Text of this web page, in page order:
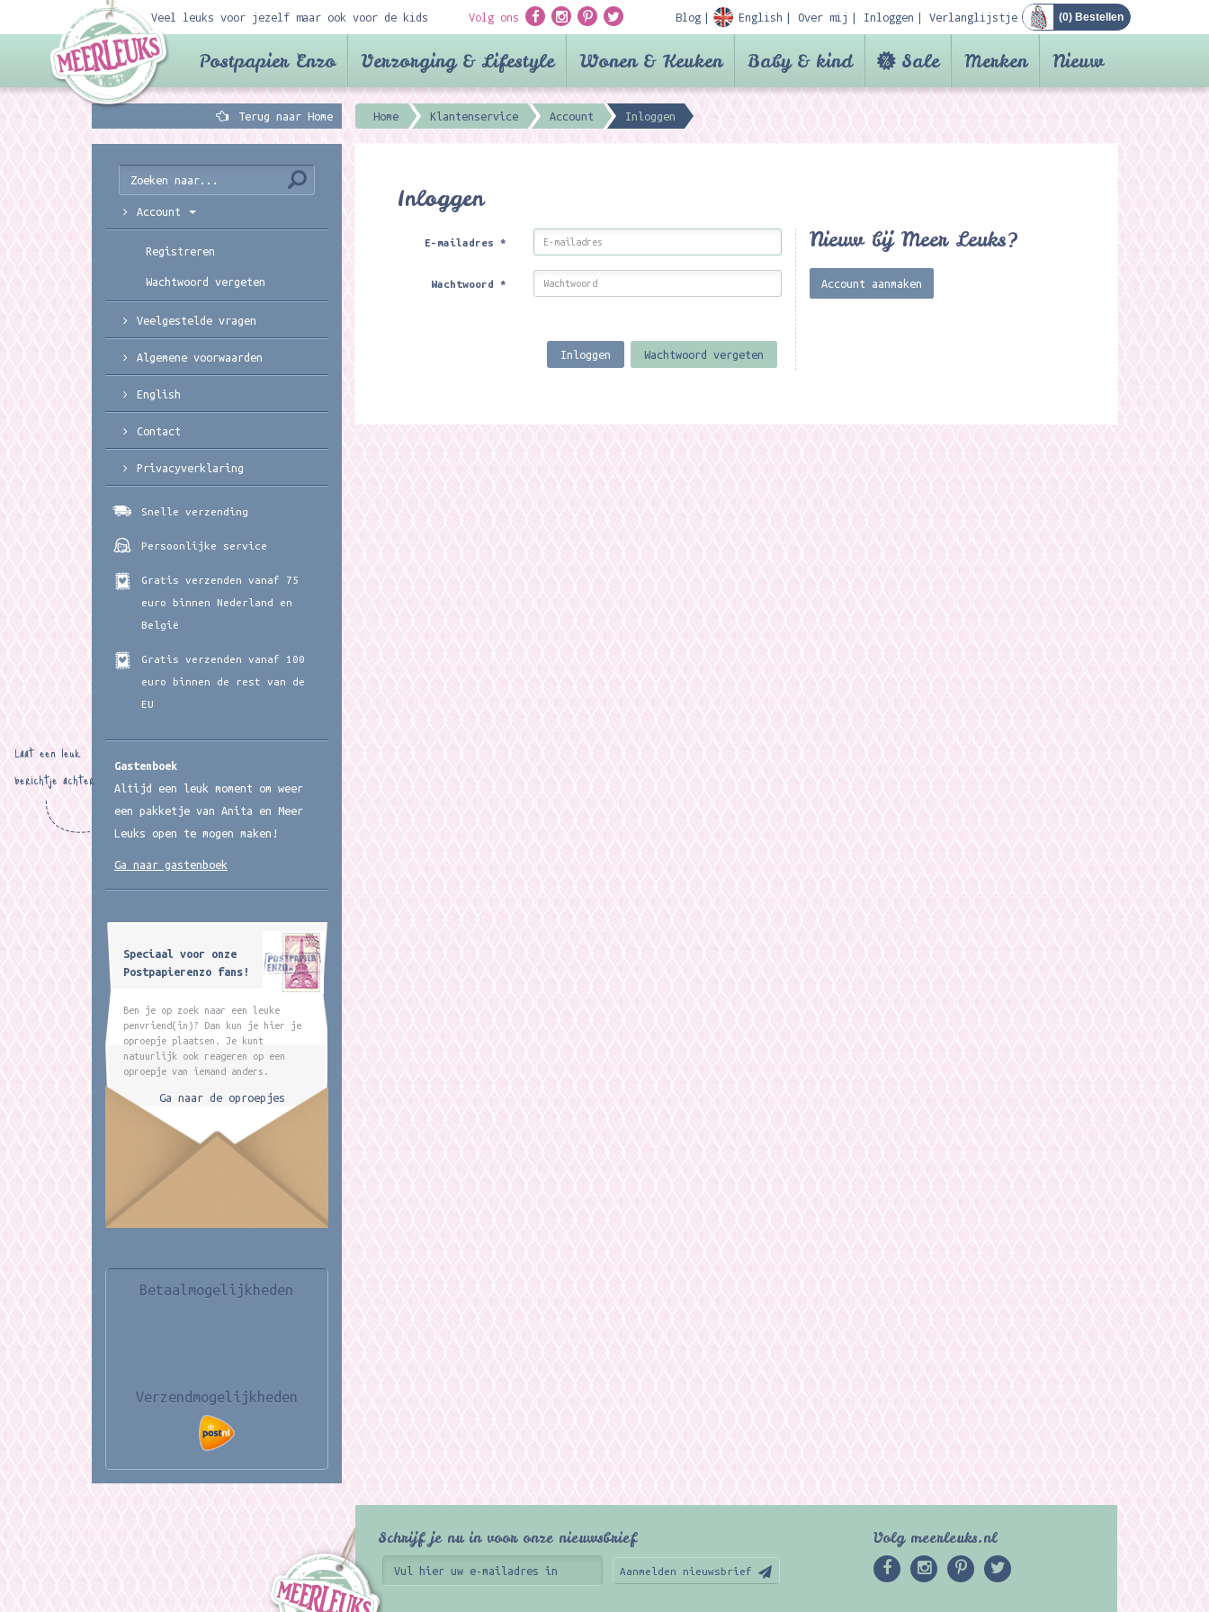
Veel leuks voor jezelf maar ook voor de kids Volg ons Blog English Over mij Inloggen Verlanglijstje (0) Bestellen
Postpapier Enzo Verzorging & Lifestyle Wonen & Keuken Baby & kind Sale Merken Nieuw
Terug naar Home Home Klantenservice Account Inloggen
Inloggen
E-mailadres*
Wachtwoord*
Inloggen Wachtwoord vergeten
Nieuw bij Meer Leuks?
Account aanmaken
Account
Registreren
Wachtwoord vergeten
Veelgestelde vragen
Algemene voorwaarden
English
Contact
Privacyverklaring
Snelle verzending
Persoonlijke service
Gratis verzenden vanaf 75
euro binnen Nederland en
België
Gratis verzenden vanaf 100
euro binnen de rest van de
EU
Gastenboek
Altijd een leuk moment om weer
een pakketje van Anita en Meer
Leuks open te mogen maken!
Laat een leuk
berichtje achter
Ga naar gastenboek
Speciaal voor onze
Postpapierenzo fans!
Ben je op zoek naar een leuke
penvriend(in)? Dan kun je hier je
oproepje plaatsen. Je kunt
natuurlijk ook reageren op een
oproepje van iemand anders.
Ga naar de oproepjes
Betaalmogelijkheden
Verzendmogelijkheden
Schrijf je nu in voor onze nieuwsbrief
Aanmelden nieuwsbrief
Volg meerleuks.nl